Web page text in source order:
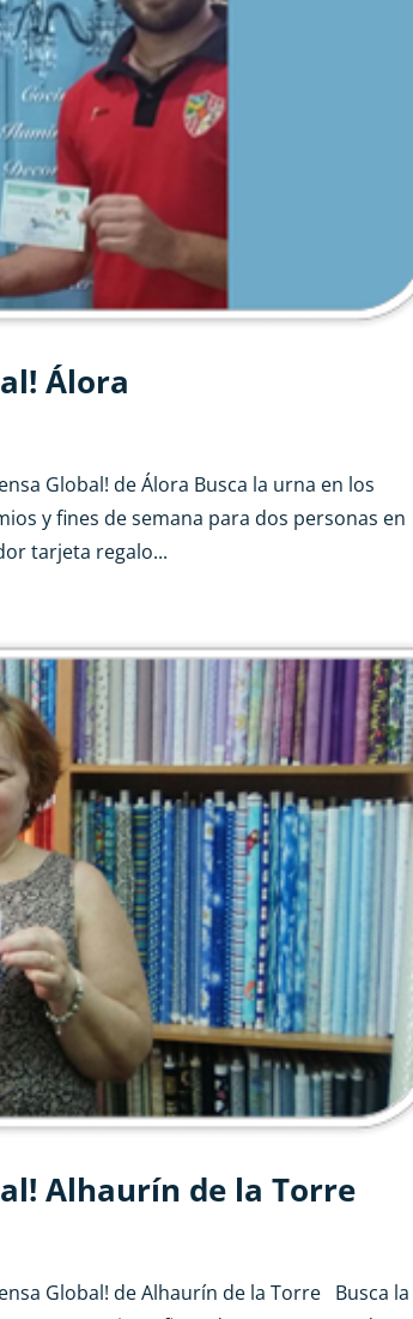
Álora
Global! de Álora Busca la urna en los
y fines de semana para dos personas en
tarjeta regalo...
Alhaurín de la Torre
Global! de Alhaurín de la Torre Busca la